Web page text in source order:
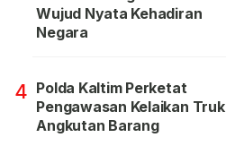
Wujud Nyata Kehadiran
Negara
4 Polda Kaltim Perketat
Pengawasan Kelaikan Truk
Angkutan Barang